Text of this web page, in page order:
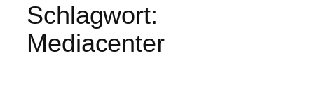
Schlagwort:
Mediacenter